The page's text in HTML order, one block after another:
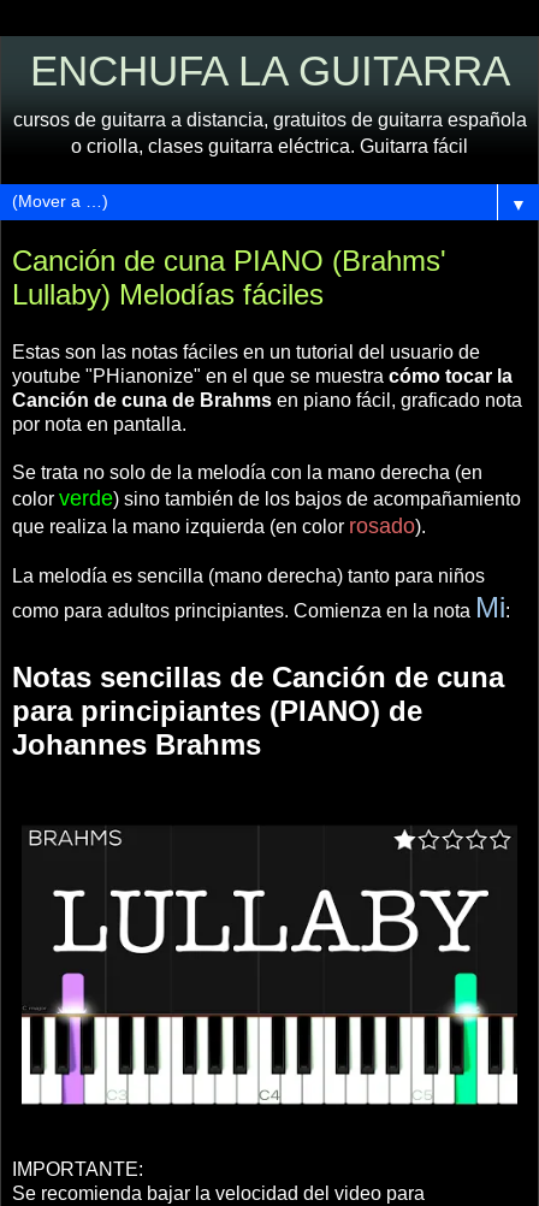
ENCHUFA LA GUITARRA
cursos de guitarra a distancia, gratuitos de guitarra española
o criolla, clases guitarra eléctrica. Guitarra fácil
▼
Canción de cuna PIANO (Brahms'
Lullaby) Melodías fáciles
Estas son las notas fáciles en un tutorial del usuario de
youtube "PHianonize" en el que se muestra cómo tocar la
Canción de cuna de Brahms en piano fácil, graficado nota
por nota en pantalla.
Se trata no solo de la melodía con la mano derecha (en
color verde) sino también de los bajos de acompañamiento
que realiza la mano izquierda (en color rosado).
La melodía es sencilla (mano derecha) tanto para niños
como para adultos principiantes. Comienza en la nota Mi:
Notas sencillas de Canción de cuna
para principiantes (PIANO) de
Johannes Brahms
IMPORTANTE:
Se recomienda bajar la velocidad del video para